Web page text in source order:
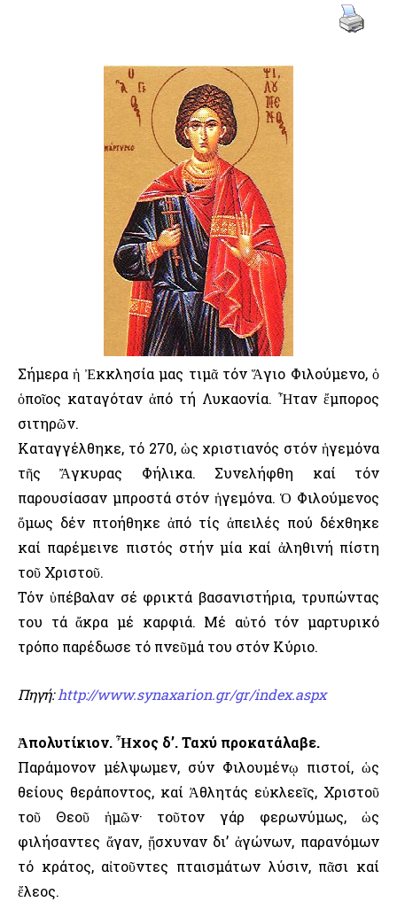
Σήμερα ἡ Ἐκκλησία μας τιμᾶ τόν Ἅγιο Φιλούμενο, ὁ
ὁποῖος καταγόταν ἀπό τή Λυκαονία. Ἦταν ἔμπορος
σιτηρῶν.
Καταγγέλθηκε, τό 270, ὡς χριστιανός στόν ἡγεμόνα
τῆς Ἄγκυρας Φήλικα. Συνελήφθη καί τόν
παρουσίασαν μπροστά στόν ἡγεμόνα. Ὁ Φιλούμενος
ὅμως δέν πτοήθηκε ἀπό τίς ἀπειλές πού δέχθηκε
καί παρέμεινε πιστός στήν μία καί ἀληθινή πίστη
τοῦ Χριστοῦ.
Τόν ὑπέβαλαν σέ φρικτά βασανιστήρια, τρυπώντας
του τά ἄκρα μέ καρφιά. Μέ αὐτό τόν μαρτυρικό
τρόπο παρέδωσε τό πνεῦμά του στόν Κύριο.
Πηγή:http://www.synaxarion.gr/gr/index.aspx
Ἀπολυτίκιον. Ἦχος δ’. Ταχύ προκατάλαβε.
Παράμονον μέλψωμεν, σύν Φιλουμένῳ πιστοί, ὡς
θείους θεράποντος, καί Ἀθλητάς εὐκλεεῖς, Χριστοῦ
τοῦ Θεοῦ ἡμῶν· τοῦτον γάρ φερωνύμως, ὡς
φιλήσαντες ἄγαν, ᾔσχυναν δι’ ἀγώνων, παρανόμων
τό κράτος, αἰτοῦντες πταισμάτων λύσιν, πᾶσι καί
ἔλεος.